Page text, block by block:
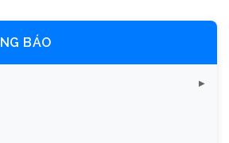
BÁO
viên